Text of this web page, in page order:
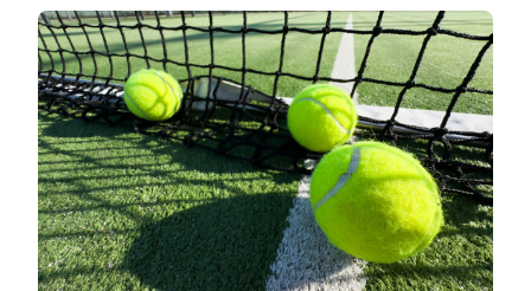
COURT
DE
TENNIS
CANNES
PEUT-
ELLE
INTÉGRER
DES
SOLUTIONS
?